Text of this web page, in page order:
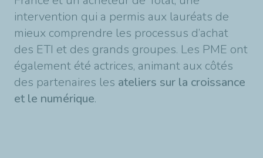
intervention qui a permis aux lauréats de
mieux comprendre les processus d’achat
des ETI et des grands groupes. Les PME ont
également été actrices, animant aux côtés
des partenaires les ateliers sur la croissance
et le numérique.